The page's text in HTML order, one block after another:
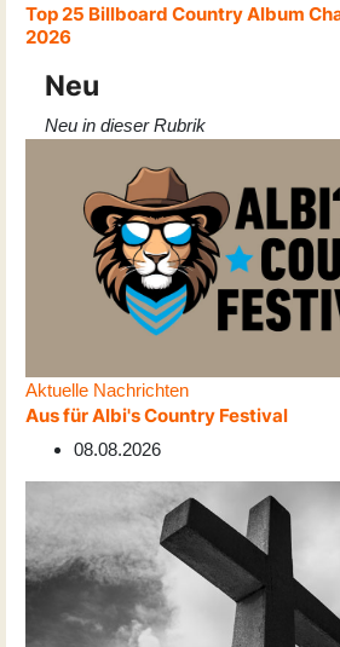
Top 25 Billboard Country Album
2026
Neu
Neu in dieser Rubrik
Aktuelle Nachrichten
Aus für Albi's Country Festival
08.08.2026